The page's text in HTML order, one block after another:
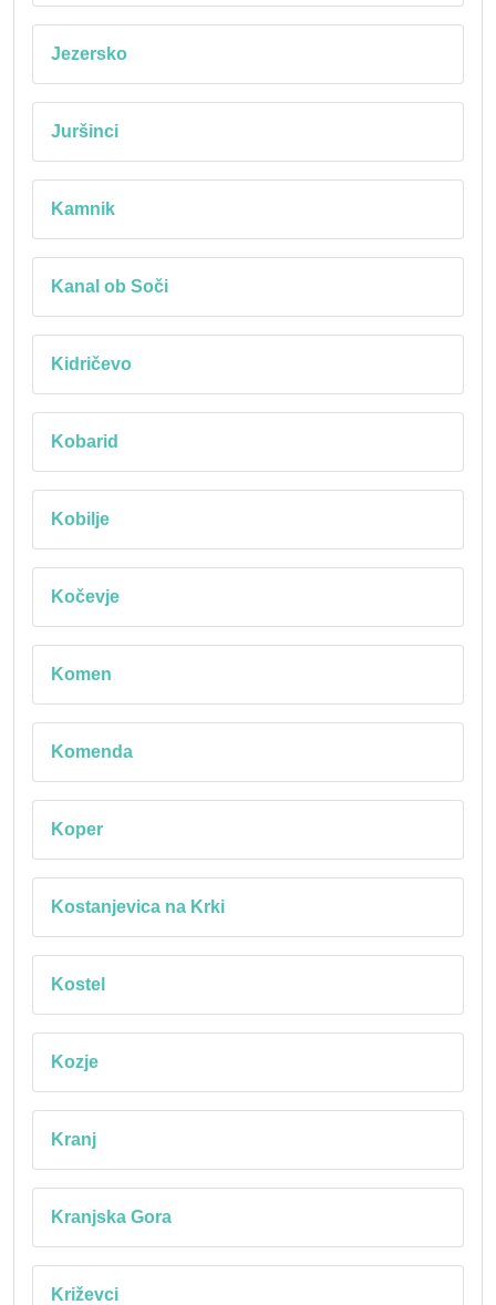
Jezersko
Juršinci
Kamnik
Kanal ob Soči
Kidričevo
Kobarid
Kobilje
Kočevje
Komen
Komenda
Koper
Kostanjevica na Krki
Kostel
Kozje
Kranj
Kranjska Gora
Križevci